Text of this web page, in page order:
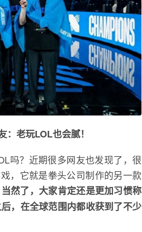
老玩LOL也会腻！
吗？近期很多网友也发现了，很
，它就是拳头公司制作的另一款
当然了，大家肯定还是更加习惯称
，在全球范围内都收获到了不少